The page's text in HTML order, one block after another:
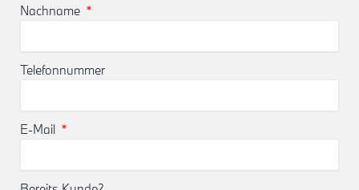
Nachname
Telefonnummer
E-Mail